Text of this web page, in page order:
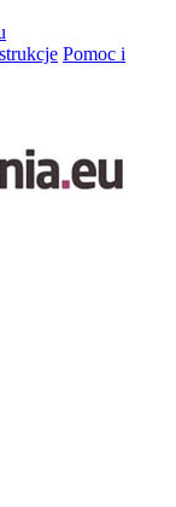
Pomoc i